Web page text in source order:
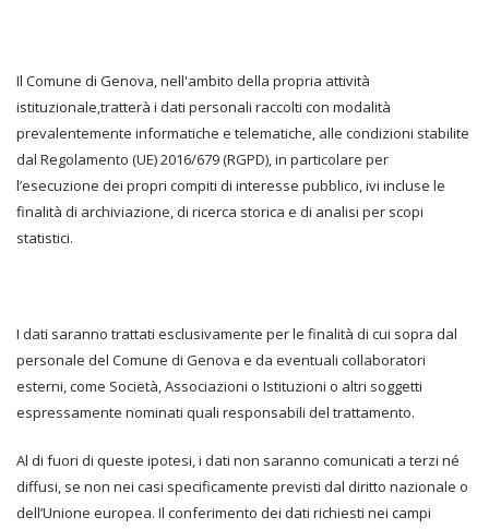
Il Comune di Genova, nell'ambito della propria attività
istituzionale,tratterà i dati personali raccolti con modalità
prevalentemente informatiche e telematiche, alle condizioni stabilite
dal Regolamento (UE) 2016/679 (RGPD), in particolare per
l’esecuzione dei propri compiti di interesse pubblico, ivi incluse le
finalità di archiviazione, di ricerca storica e di analisi per scopi
statistici.
I dati saranno trattati esclusivamente per le finalità di cui sopra dal
personale del Comune di Genova e da eventuali collaboratori
esterni, come Società, Associazioni o Istituzioni o altri soggetti
espressamente nominati quali responsabili del trattamento.
Al di fuori di queste ipotesi, i dati non saranno comunicati a terzi né
diffusi, se non nei casi specificamente previsti dal diritto nazionale o
dell’Unione europea. Il conferimento dei dati richiesti nei campi